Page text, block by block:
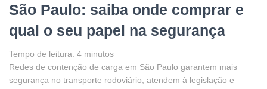
São Paulo: saiba onde comprar e
qual o seu papel na segurança
Tempo de leitura: 4 minutos
Redes de contenção de carga em São Paulo garantem mais
segurança no transporte rodoviário, atendem à legislação e